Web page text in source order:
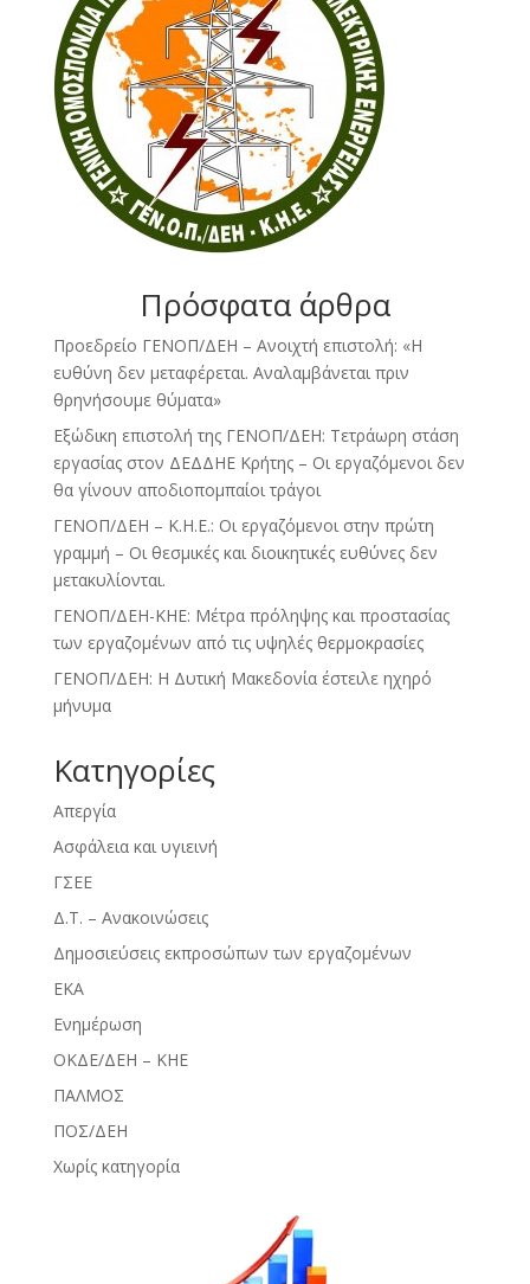
Πρόσφατα άρθρα
Προεδρείο ΓΕΝΟΠ/ΔΕΗ – Ανοιχτή επιστολή: «Η
ευθύνη δεν μεταφέρεται. Αναλαμβάνεται πριν
θρηνήσουμε θύματα»
Εξώδικη επιστολή της ΓΕΝΟΠ/ΔΕΗ: Τετράωρη στάση
εργασίας στον ΔΕΔΔΗΕ Κρήτης – Οι εργαζόμενοι δεν
θα γίνουν αποδιοπομπαίοι τράγοι
ΓΕΝΟΠ/ΔΕΗ – Κ.Η.Ε.: Οι εργαζόμενοι στην πρώτη
γραμμή – Οι θεσμικές και διοικητικές ευθύνες δεν
μετακυλίονται.
ΓΕΝΟΠ/ΔΕΗ-ΚΗΕ: Μέτρα πρόληψης και προστασίας
των εργαζομένων από τις υψηλές θερμοκρασίες
ΓΕΝΟΠ/ΔΕΗ: Η Δυτική Μακεδονία έστειλε ηχηρό
μήνυμα
Kατηγορίες
Απεργία
Ασφάλεια και υγιεινή
ΓΣΕΕ
Δ.Τ. – Ανακοινώσεις
Δημοσιεύσεις εκπροσώπων των εργαζομένων
ΕΚΑ
Ενημέρωση
ΟΚΔΕ/ΔΕΗ – ΚΗΕ
ΠΑΛΜΟΣ
ΠΟΣ/ΔΕΗ
Χωρίς κατηγορία